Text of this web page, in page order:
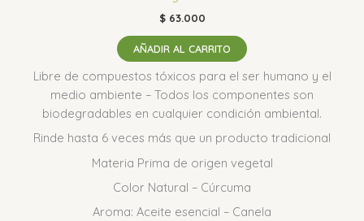
$63.000
AÑADIR AL CARRITO
Libre de compuestos tóxicos para el ser humano y el
medio ambiente – Todos los componentes son
biodegradables en cualquier condición ambiental.
Rinde hasta 6 veces más que un producto tradicional
Materia Prima de origen vegetal
Color Natural – Cúrcuma
Aroma: Aceite esencial – Canela